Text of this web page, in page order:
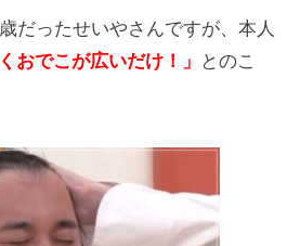
だったせいやさんですが、本人
おでこが広いだけ！」 とのこ